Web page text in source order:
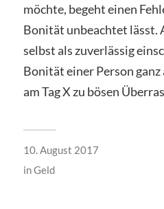
möchte, begeht einen
Bonität unbeachtet lässt.
selbst als zuverlässig
Bonität einer Person ganz
am Tag X zu bösen
10. August 2017
inGeld